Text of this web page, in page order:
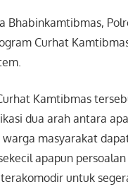
Bhabinkamtibmas,
Curhat
Kamtibmas
dua arah antara
warga masyarakat
apapun
untuk